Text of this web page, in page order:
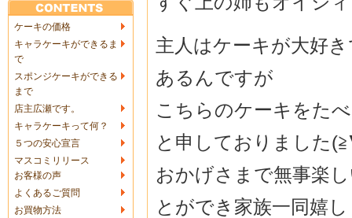
ケーキの価格
キャラケーキができるま
で
スポンジケーキができる
まで
店主広瀬です。
キャラケーキって何？
５つの安心宣言
マスコミリリース
お客様の声
よくあるご質問
お買物方法
主人はケーキが大好
あるんですが
こちらのケーキをた
と申しておりました
おかげさまで無事楽
とができ家族一同嬉